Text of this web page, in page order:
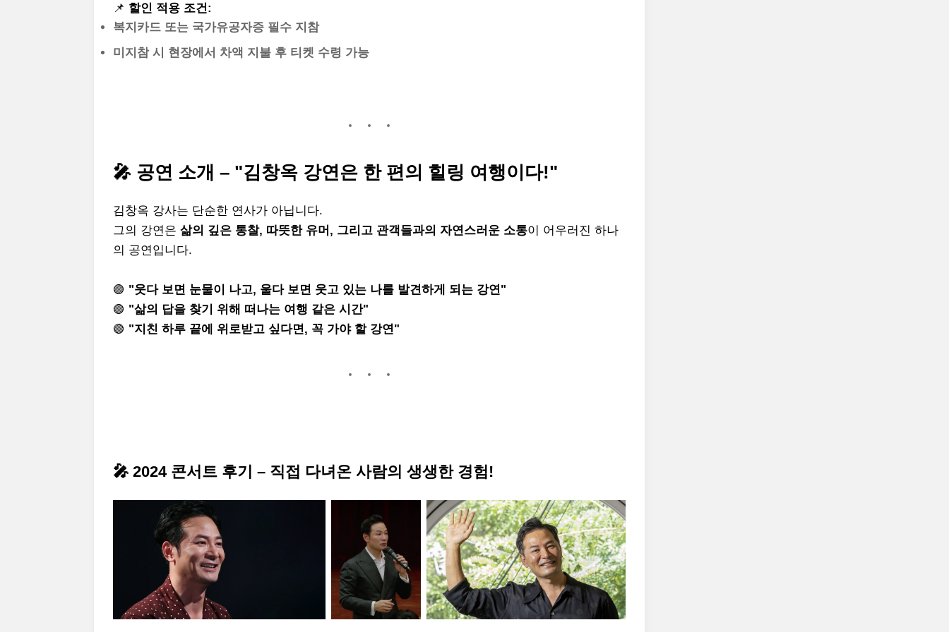
📌 할인 적용 조건:
복지카드 또는 국가유공자증 필수 지참
미지참 시 현장에서 차액 지불 후 티켓 수령 가능
🎤 공연 소개 – "김창옥 강연은 한 편의 힐링 여행이다!"
김창옥 강사는 단순한 연사가 아닙니다.
그의 강연은 삶의 깊은 통찰, 따뜻한 유머, 그리고 관객들과의 자연스러운 소통이 어우러진 하나
의 공연입니다.
🟢 "웃다 보면 눈물이 나고, 울다 보면 웃고 있는 나를 발견하게 되는 강연"
🟢 "삶의 답을 찾기 위해 떠나는 여행 같은 시간"
🟢 "지친 하루 끝에 위로받고 싶다면, 꼭 가야 할 강연"
🎤 2024 콘서트 후기 – 직접 다녀온 사람의 생생한 경험!